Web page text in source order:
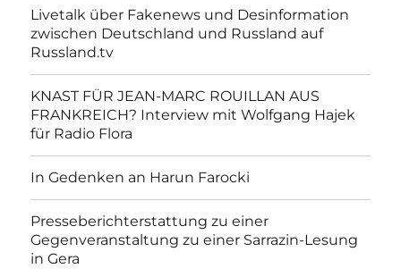
Livetalk über Fakenews und Desinformation
zwischen Deutschland und Russland auf
Russland.tv
KNAST FÜR JEAN-MARC ROUILLAN AUS
FRANKREICH? Interview mit Wolfgang Hajek
für Radio Flora
In Gedenken an Harun Farocki
Presseberichterstattung zu einer
Gegenveranstaltung zu einer Sarrazin-Lesung
in Gera